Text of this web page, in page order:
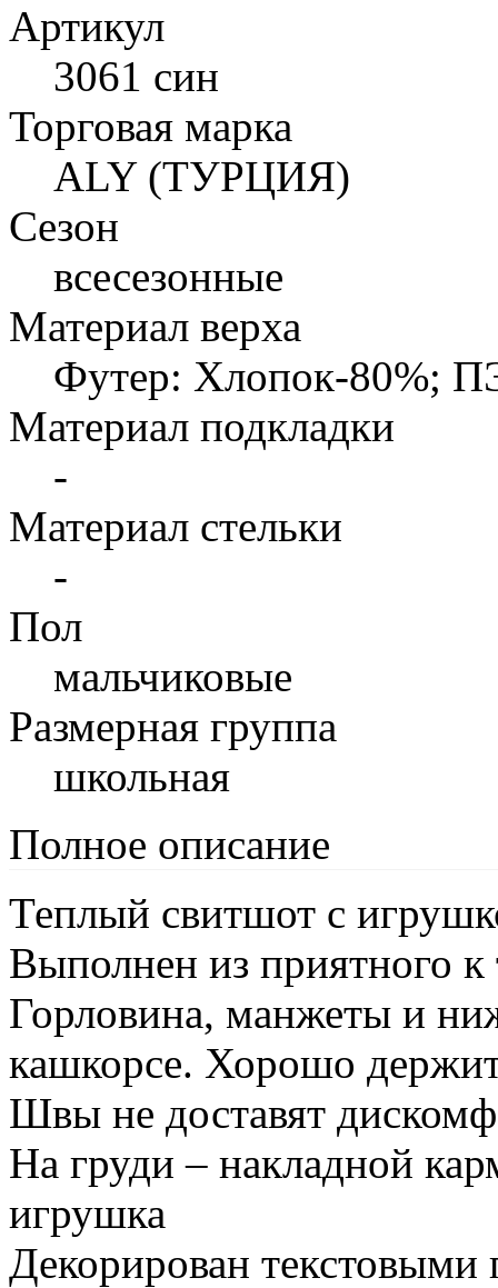
Артикул
3061 син
Торговая марка
ALY (ТУРЦИЯ)
Сезон
всесезонные
Материал верха
Футер: Хлопок-80%;
Материал подкладки
-
Материал стельки
-
Пол
мальчиковые
Размерная группа
школьная
Полное описание
Теплый свитшот с
Выполнен из приятного к
Горловина, манжеты и
кашкорсе. Хорошо
Швы не доставят
На груди – накладной
игрушка
Декорирован текстовыми